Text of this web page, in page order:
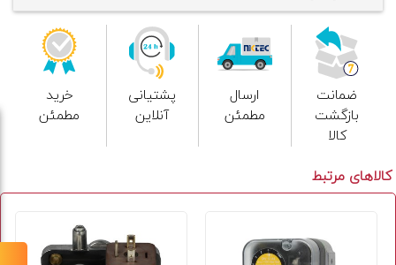
ضمانت
بازگشت
کالا
ارسال
مطمئن
پشتیانی
آنلاین
خرید
مطمئن
کالاهای مرتبط